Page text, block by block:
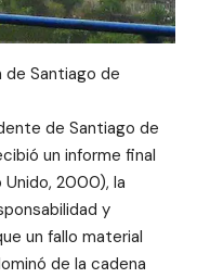
Santiago de
de Santiago de
un informe final
Unido, 2000), la
y
un fallo material
de la cadena